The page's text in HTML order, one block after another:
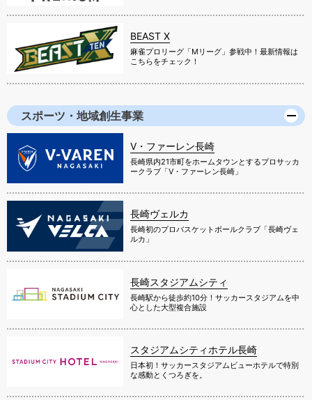
BEAST X
麻雀プロリーグ「Mリーグ」参戦中！最新情報は
こちらをチェック！
スポーツ・地域創生事業
V・ファーレン長崎
長崎県内21市町をホームタウンとするプロサッカ
ークラブ「V・ファーレン長崎」
長崎ヴェルカ
長崎初のプロバスケットボールクラブ「長崎ヴェ
ルカ」
長崎スタジアムシティ
長崎駅から徒歩約10分！サッカースタジアムを中
心とした大型複合施設
スタジアムシティホテル長崎
日本初！サッカースタジアムビューホテルで特別
な感動とくつろぎを。